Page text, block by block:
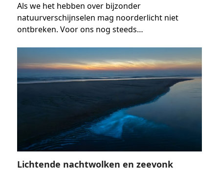
Als we het hebben over bijzonder
natuurverschijnselen mag noorderlicht niet
ontbreken. Voor ons nog steeds…
Lichtende nachtwolken en zeevonk